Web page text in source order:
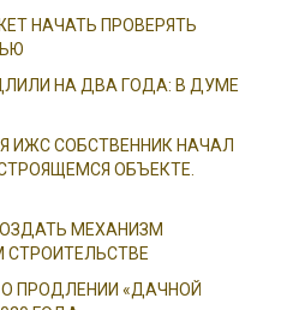
НАЧАТЬ ПРОВЕРЯТЬ
НА ДВА ГОДА: В ДУМЕ
ИЖС СОБСТВЕННИК НАЧАЛ
ОБЪЕКТЕ.
МЕХАНИЗМ
ПРОДЛЕНИИ «ДАЧНОЙ